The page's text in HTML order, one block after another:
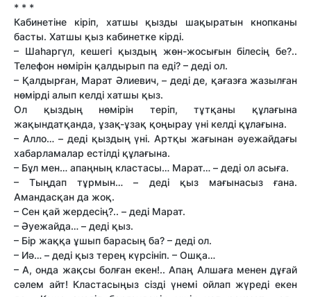
* * *
Кабинетіне кіріп, хатшы қызды шақыратын кнопканы
басты. Хатшы қыз кабинетке кірді.
– Шаһаргүл, кешегі қыздың жөн-жосығын білесің бе?..
Телефон нөмірін қалдырып па еді? – деді ол.
– Қалдырған, Марат Әлиевич, – деді де, қағазға жазылған
нөмірді алып келді хатшы қыз.
Ол қыздың нөмірін теріп, тұтқаны құлағына
жақындатқанда, ұзақ-ұзақ қоңырау үні келді құлағына.
– Алло… – деді қыздың үні. Артқы жағынан әуежайдағы
хабарламалар естілді құлағына.
– Бұл мен… апаңның кластасы… Марат… – деді ол асыға.
– Тыңдап тұрмын… – деді қыз мағынасыз ғана.
Амандасқан да жоқ.
– Сен қай жердесің?.. – деді Марат.
– Әуежайда… – деді қыз.
– Бір жаққа ұшып барасың ба? – деді ол.
– Иә… – деді қыз терең күрсініп. – Ошқа…
– А, онда жақсы болған екен!.. Апаң Алшаға менен дұғай
сәлем айт! Кластасыңыз сізді үнемі ойлап жүреді екен